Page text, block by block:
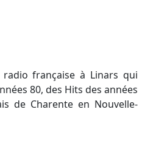
française à Linars qui
80, des Hits des années
de Charente en Nouvelle-